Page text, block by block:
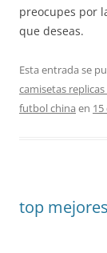
preocupes por
que deseas.
Esta entrada se
camisetas
futbol china en
top